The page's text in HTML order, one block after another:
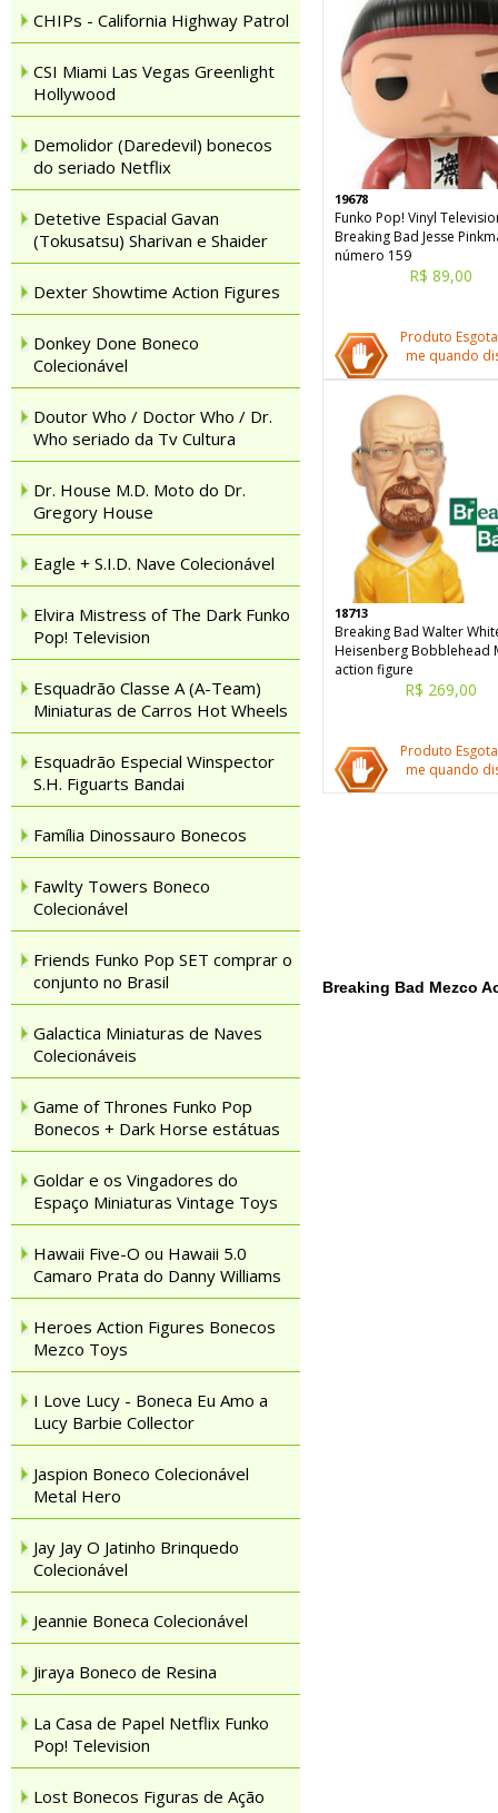
CHIPs - California Highway Patrol
CSI Miami Las Vegas Greenlight
Hollywood
Demolidor (Daredevil) bonecos
do seriado Netflix
Detetive Espacial Gavan
(Tokusatsu) Sharivan e Shaider
Dexter Showtime Action Figures
Donkey Done Boneco
Colecionável
Doutor Who / Doctor Who / Dr.
Who seriado da Tv Cultura
Dr. House M.D. Moto do Dr.
Gregory House
Eagle + S.I.D. Nave Colecionável
Elvira Mistress of The Dark Funko
Pop! Television
Esquadrão Classe A (A-Team)
Miniaturas de Carros Hot Wheels
Esquadrão Especial Winspector
S.H. Figuarts Bandai
Família Dinossauro Bonecos
Fawlty Towers Boneco
Colecionável
Friends Funko Pop SET comprar o
conjunto no Brasil
Galactica Miniaturas de Naves
Colecionáveis
Game of Thrones Funko Pop
Bonecos + Dark Horse estátuas
Goldar e os Vingadores do
Espaço Miniaturas Vintage Toys
Hawaii Five-O ou Hawaii 5.0
Camaro Prata do Danny Williams
Heroes Action Figures Bonecos
Mezco Toys
I Love Lucy - Boneca Eu Amo a
Lucy Barbie Collector
Jaspion Boneco Colecionável
Metal Hero
Jay Jay O Jatinho Brinquedo
Colecionável
Jeannie Boneca Colecionável
Jiraya Boneco de Resina
La Casa de Papel Netflix Funko
Pop! Television
Lost Bonecos Figuras de Ação
19678
Funko Pop! Vinyl
Breaking Bad Jesse
número 159
R$ 89,00
Produto
me quando
18713
Breaking Bad Walter
Heisenberg Bobblehead
action figure
R$ 269,00
Produto
me quando
Breaking Bad Mezco